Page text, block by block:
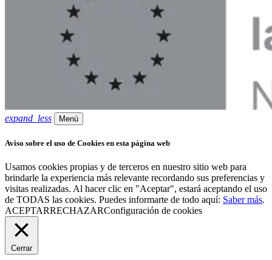
expand_less Menú
Aviso sobre el uso de Cookies en esta página web
Usamos cookies propias y de terceros en nuestro sitio web para
brindarle la experiencia más relevante recordando sus preferencias y
visitas realizadas. Al hacer clic en "Aceptar", estará aceptando el uso
de TODAS las cookies. Puedes informarte de todo aquí: Saber más.
ACEPTARRECHAZARConfiguración de cookies
Cerrar